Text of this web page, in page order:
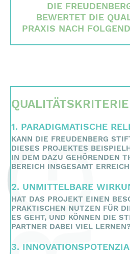
DIE
BEWERTET DIE
PRAXIS NACH
1. PARADIGMATISCHE
KANN DIE FREUDENBERG
DIESES PROJEKTES
IN DEM DAZU GEHÖRENDEN
BEREICH INSGESAMT
2. UNMITTELBARE
HAT DAS PROJEKT EINEN
PRAKTISCHEN NUTZEN FÜR
ES GEHT, UND KÖNNEN DIE
PARTNER DABEI VIEL LERNEN?
3.
Team
Finanzdaten